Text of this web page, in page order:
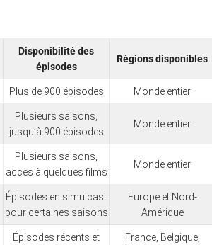
Disponibilité des
épisodes
Régions disponibles
Plus de 900 épisodes Monde entier
Plusieurs saisons,
jusqu’à 900 épisodes
Monde entier
Plusieurs saisons,
accès à quelques films
Monde entier
Épisodes en simulcast
pour certaines saisons
Europe et Nord-
Amérique
Épisodes récents et
France, Belgique,